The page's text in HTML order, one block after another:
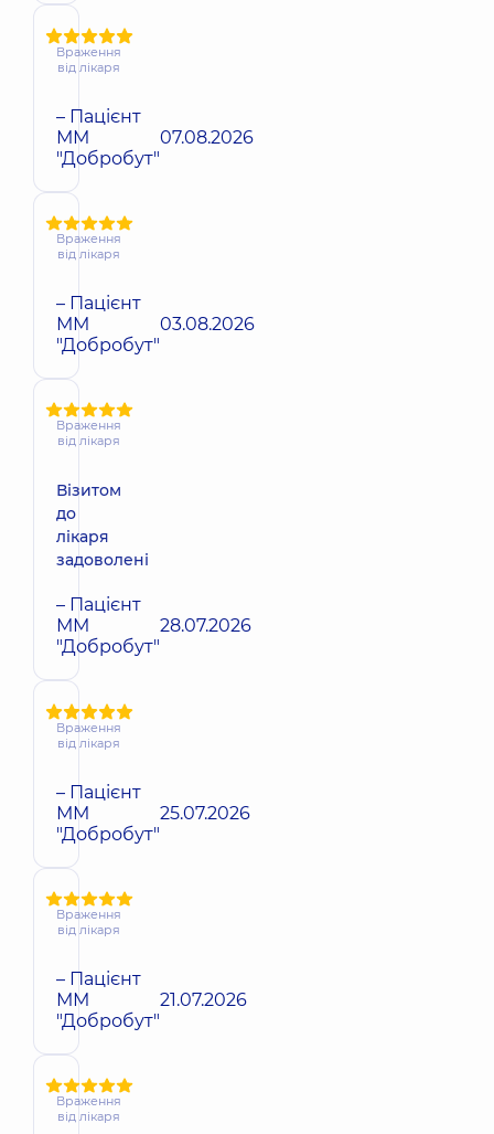
Враження
від лікаря
– Пацієнт
ММ
"Добробут"
07.08.2026
Враження
від лікаря
– Пацієнт
ММ
"Добробут"
03.08.2026
Враження
від лікаря
Візитом
до
лікаря
задоволені
– Пацієнт
ММ
"Добробут"
28.07.2026
Враження
від лікаря
– Пацієнт
ММ
"Добробут"
25.07.2026
Враження
від лікаря
– Пацієнт
ММ
"Добробут"
21.07.2026
Враження
від лікаря